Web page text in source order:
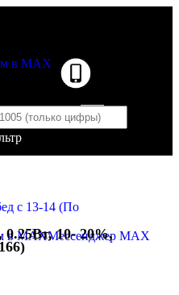
с 13-14 (По
Мессенджер MAX
0.25Вт, 10- 20%,